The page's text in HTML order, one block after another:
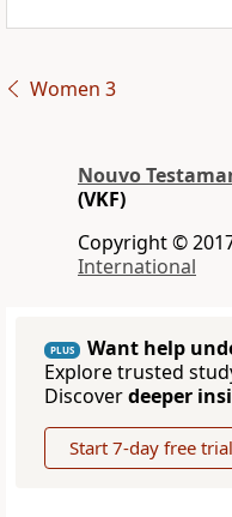
Women 3
Nouvo
(VKF)
Copyright ©
International
PLUS
Want help
Explore trusted
Discoverdeeper
Start 7-day free trial